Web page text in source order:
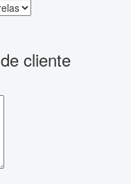
cliente